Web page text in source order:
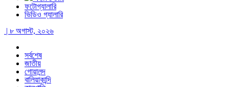
ফটোগ্যালারি
ভিডিও গ্যালারি
| ৮ অগাস্ট, ২০২৬
সর্বশেষ
জাতীয়
গোয়ালন্দ
বালিয়াকান্দি